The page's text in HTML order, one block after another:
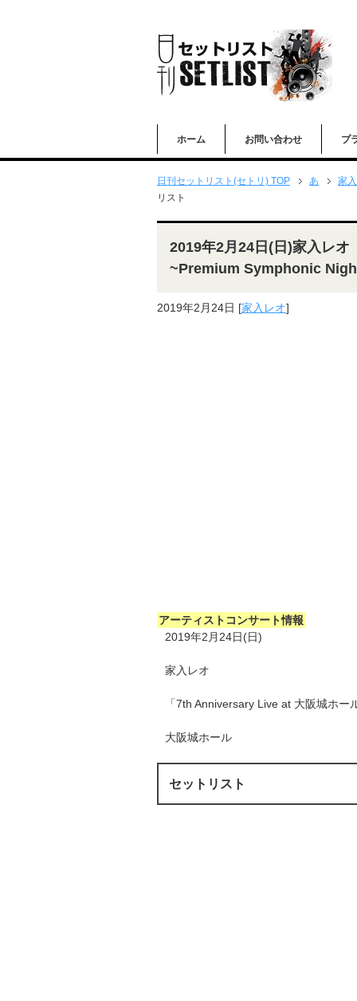
ホーム お問い合わせ プ
日刊セットリスト(セトリ) TOP あ 家
リスト
2019年2月24日(日)家入レ
~Premium Symphonic
2019年2月24日 [家入レオ]
アーティストコンサート情報
2019年2月24日(日)
家入レオ
「7th Anniversary Live at 大阪城ホー
大阪城ホール
セットリスト